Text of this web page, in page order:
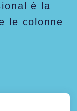
è la
le colonne